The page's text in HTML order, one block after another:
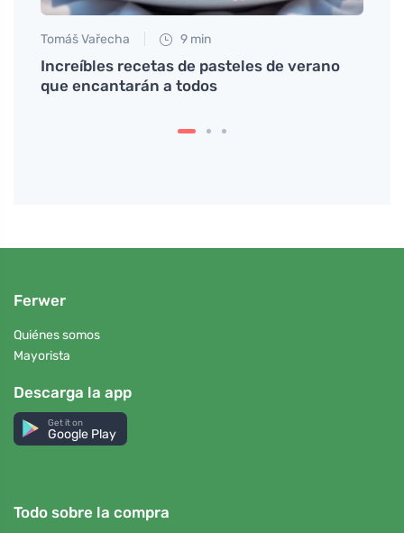
Tomáš Vařecha 9 min
Increíbles recetas de pasteles de verano
que encantarán a todos
Ferwer
Quiénes somos
Mayorista
Descarga la app
Get it on
Google Play
Todo sobre la compra